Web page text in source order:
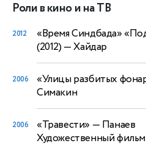
Роли в кино и на ТВ
2012
«Время Синдбада»
(2012) — Хайдар
2006 «Улицы разбитых
Симакин
2006 «Травести» — Панаев
Художественный фильм